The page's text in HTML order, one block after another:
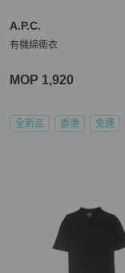
A.P.C.
有機綿衛衣
MOP 1,920
全新品 香港 免運